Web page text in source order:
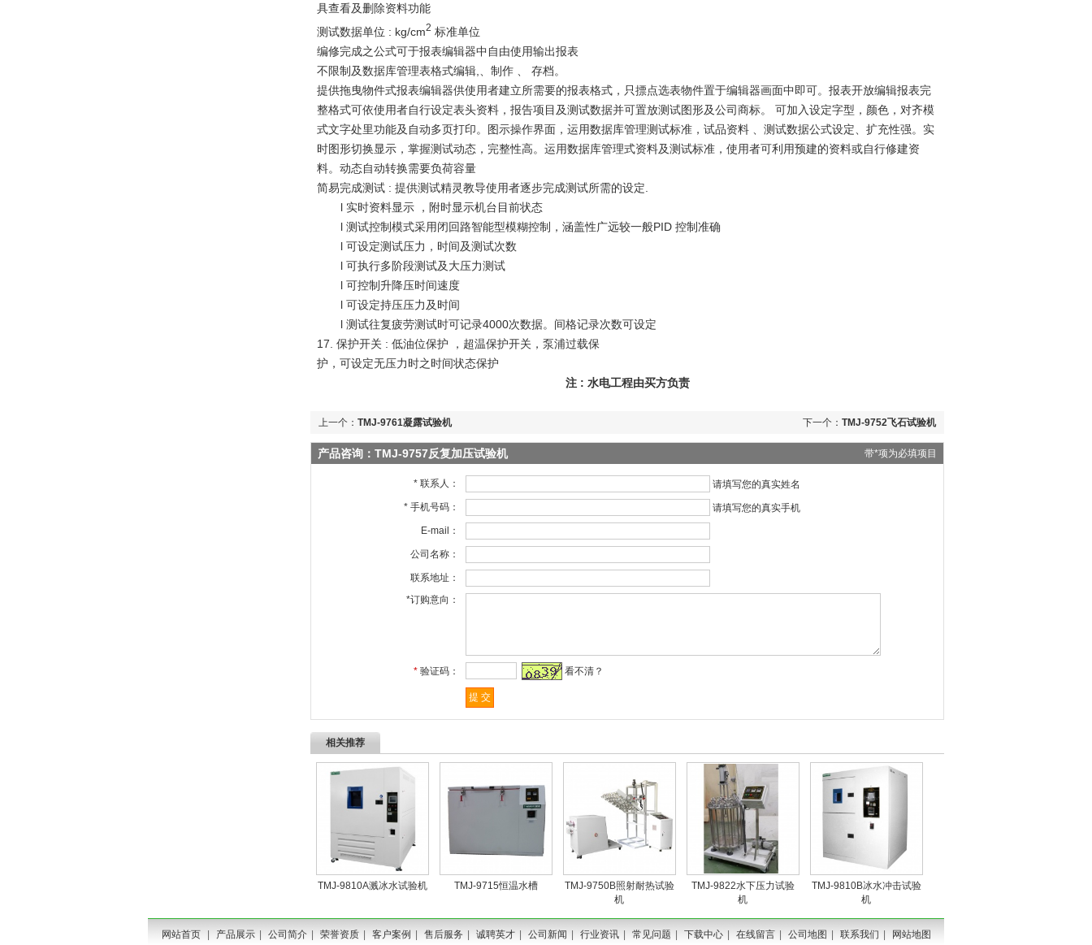
具查看及删除资料功能
测试数据单位 : kg/cm2 标准单位
编修完成之公式可于报表编辑器中自由使用输出报表
不限制及数据库管理表格式编辑
制作 存档。
提供拖曳物件式报表编辑器供使用者建立所需要的报表格式，只摽点选表物件置于编辑器画面中即可。报表开放编辑报表完
整格式可依使用者自行设定表头资料，报告项目及测试数据并可置放测试图形及公司商标。 可加入设定字型 ，颜色，对齐模
式文字处里功能及自动多页打印。图示操作界面 ，运用数据库管理测试标准，试品资料
、测试数据公式设定、扩充性强。实
时图形切换显示，掌握测试动态，完整性高。运用数据库管理式资料及测试标准，使用者可利用预建的资料或自行修建资
料。动态自动转换需要负荷容量
简易完成测试 : 提供测试精灵教导使用者逐步完成测试所需的设定
l 实时资料显示
，附时显示机台目前状态
l 测试控制模式采用闭回路智能型模糊控制，涵盖性广远较一般PID 控制准确
l 可设定测试压力，时间及测试次数
l 可执行多阶段测试及大压力测试
l 可控制升降压时间速度
l 可设定持压压力及时间
l 测试往复疲劳测试时可记录4000次数据。间格记录次数可设定
17. 保护开关 : 低油位保护 ，超温保护开关， 泵浦过载保
护 ，可设定无压力时之时间状态保护
注: 水电工程由买方负责
上一个： TMJ-9761凝露试验机 下一个： TMJ-9752飞石试验机
带*项为必填项目
产品咨询：TMJ-9757反复加压试验机
* 联系人：
请填写您的真实姓名
* 手机号码：
请填写您的真实手机
E-mail：
公司名称：
联系地址：
*订购意向：
* 验证码： 看不清？
相关推荐
TMJ-9810A溅冰水试验机 TMJ-9715恒温水槽
TMJ-9750B照射耐热试验
机
TMJ-9822水下压力试验
机
TMJ-9810B冰水冲击试验
机
网站首页 | 产品展示 | 公司简介 | 荣誉资质 | 客户案例 | 售后服务 | 诚聘英才 | 公司新闻 | 行业资讯 | 常见问题 | 下载中心 | 在线留言 | 公司地图 | 联系我们 | 网站地图